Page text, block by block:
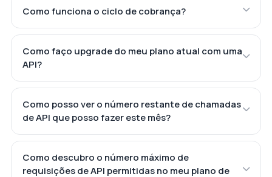
Como funciona o ciclo de cobrança?
Como faço upgrade do meu plano atual com uma
API?
Como posso ver o número restante de chamadas
de API que posso fazer este mês?
Como descubro o número máximo de
requisições de API permitidas no meu plano de